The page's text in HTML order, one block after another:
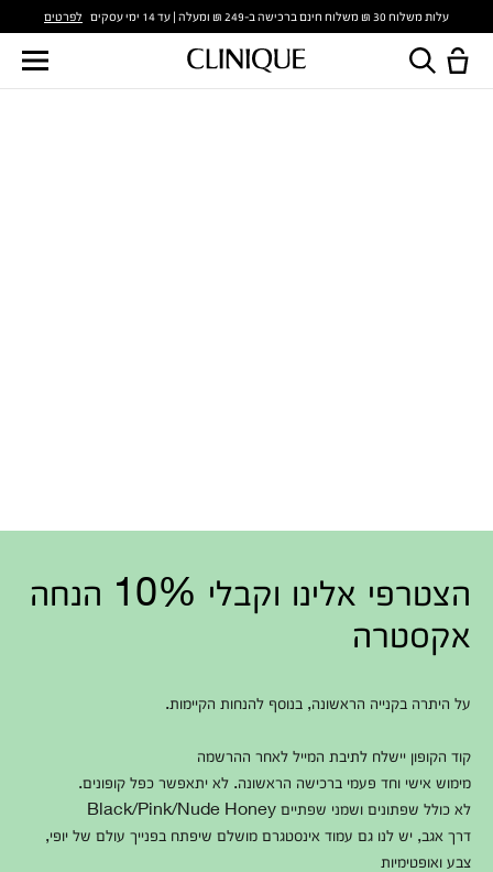
עלות משלוח 30 ₪ משלוח חינם ברכישה ב-249 ₪ ומעלה | עד 14 ימי עסקים לפרטים
הצטרפי אלינו וקבלי 10% הנחה
אקסטרה
על היתרה בקנייה הראשונה, בנוסף להנחות הקיימות.
קוד הקופון יישלח לתיבת המייל לאחר ההרשמה
מימוש אישי וחד פעמי ברכישה הראשונה. לא יתאפשר כפל קופונים.
לא כולל שפתונים ושמני שפתיים Black/Pink/Nude Honey
דרך אגב, יש לנו גם עמוד אינסטגרם מושלם שיפתח בפנייך עולם של יופי,
צבע ואופטימיות